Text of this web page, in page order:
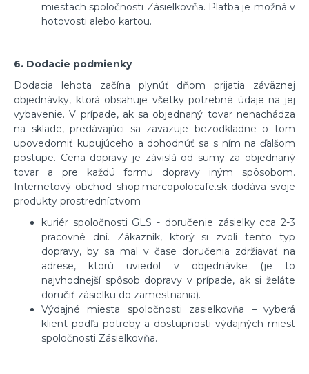
miestach spoločnosti Zásielkovňa. Platba je možná v
hotovosti alebo kartou.
6. Dodacie podmienky
Dodacia lehota začína plynúť dňom prijatia záväznej
objednávky, ktorá obsahuje všetky potrebné údaje na jej
vybavenie. V prípade, ak sa objednaný tovar nenachádza
na sklade, predávajúci sa zaväzuje bezodkladne o tom
upovedomiť kupujúceho a dohodnúť sa s ním na ďalšom
postupe. Cena dopravy je závislá od sumy za objednaný
tovar a pre každú formu dopravy iným spôsobom.
Internetový obchod shop.marcopolocafe.sk dodáva svoje
produkty prostredníctvom
kuriér spoločnosti GLS - doručenie zásielky cca 2-3
pracovné dní. Zákazník, ktorý si zvolí tento typ
dopravy, by sa mal v čase doručenia zdržiavať na
adrese, ktorú uviedol v objednávke (je to
najvhodnejší spôsob dopravy v prípade, ak si želáte
doručiť zásielku do zamestnania).
Výdajné miesta spoločnosti zasielkovňa – vyberá
klient podľa potreby a dostupnosti výdajných miest
spoločnosti Zásielkovňa.